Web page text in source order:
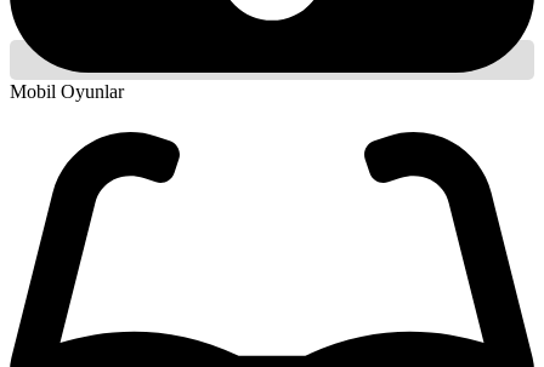
Mobil Oyunlar